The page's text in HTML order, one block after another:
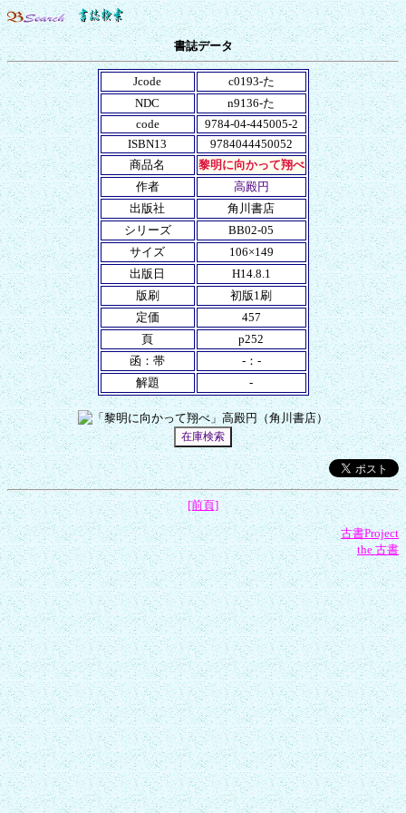
書誌データ
Jcode
c0193-た
NDC
n9136-た
code
9784-04-445005-2
ISBN13
9784044450052
商品名
黎明に向かって翔べ
作者
高殿円
出版社
角川書店
シリーズ
BB02-05
サイズ
106×149
出版日
H14.8.1
版刷
初版1刷
定価
457
頁
p252
函：帯
-：-
解題
-
[前頁]
古書Project
the 古書